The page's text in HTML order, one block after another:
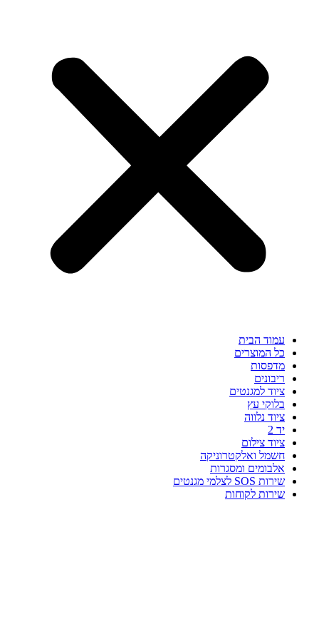
עמוד הבית
כל המוצרים
מדפסות
ריבונים
ציוד למגנטים
בלוקי עץ
ציוד נלווה
יד 2
ציוד צילום
חשמל ואלקטרוניקה
אלבומים ומסגרות
שירות SOS לצלמי מגנטים
שירות לקוחות